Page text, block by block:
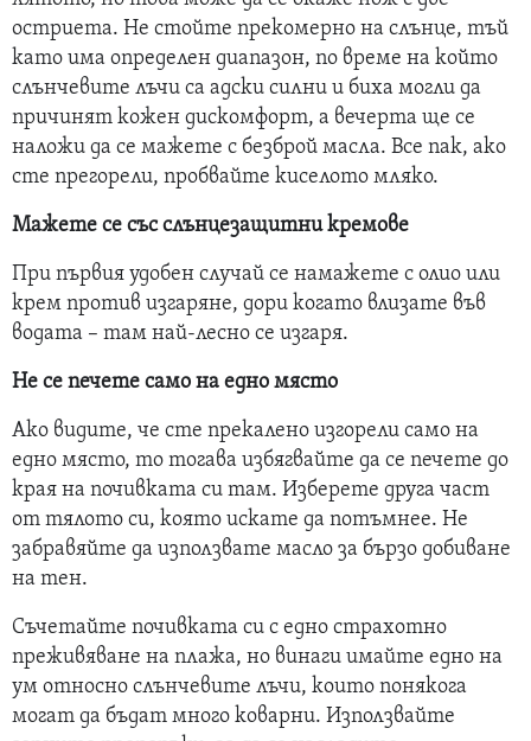
остриета. Не стойте прекомерно на слънце, тъй
като има определен диапазон, по време на който
слънчевите лъчи са адски силни и биха могли да
причинят кожен дискомфорт, а вечерта ще се
наложи да се мажете с безброй масла. Все пак, ако
сте прегорели, пробвайте киселото мляко.
Мажете се със слънцезащитни кремове
При първия удобен случай се намажете с олио или
крем против изгаряне, дори когато влизате във
водата – там най-лесно се изгаря.
Не се печете само на едно място
Ако видите, че сте прекалено изгорели само на
едно място, то тогава избягвайте да се печете до
края на почивката си там. Изберете друга част
от тялото си, която искате да потъмнее. Не
забравяйте да използвате масло за бързо добиване
на тен.
Съчетайте почивката си с едно страхотно
преживяване на плажа, но винаги имайте едно на
ум относно слънчевите лъчи, които понякога
могат да бъдат много коварни. Използвайте